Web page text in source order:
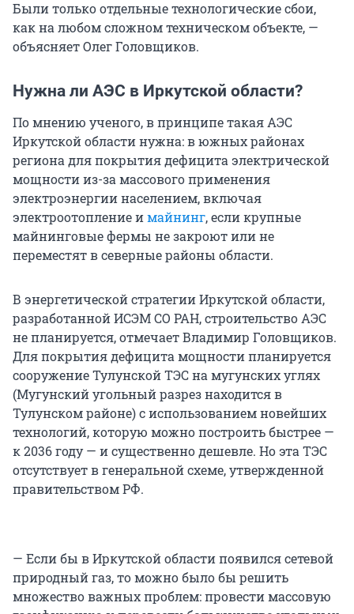
Были только отдельные технологические сбои,
как на любом сложном техническом объекте, —
объясняет Олег Головщиков.
Нужна ли АЭС в Иркутской области?
По мнению ученого, в принципе такая АЭС
Иркутской области нужна: в южных районах
региона для покрытия дефицита электрической
мощности из-за массового применения
электроэнергии населением, включая
электроотопление имайнинг, если крупные
майнинговые фермы не закроют или не
переместят в северные районы области.
В энергетической стратегии Иркутской области,
разработанной ИСЭМ СО РАН, строительство АЭС
не планируется, отмечает Владимир Головщиков.
Для покрытия дефицита мощности планируется
сооружение Тулунской ТЭС на мугунских углях
(Мугунский угольный разрез находится в
Тулунском районе) с использованием новейших
технологий, которую можно построить быстрее —
к 2036 году — и существенно дешевле. Но эта ТЭС
отсутствует в генеральной схеме, утвержденной
правительством РФ.
— Если бы в Иркутской области появился сетевой
природный газ, то можно было бы решить
множество важных проблем: провести массовую